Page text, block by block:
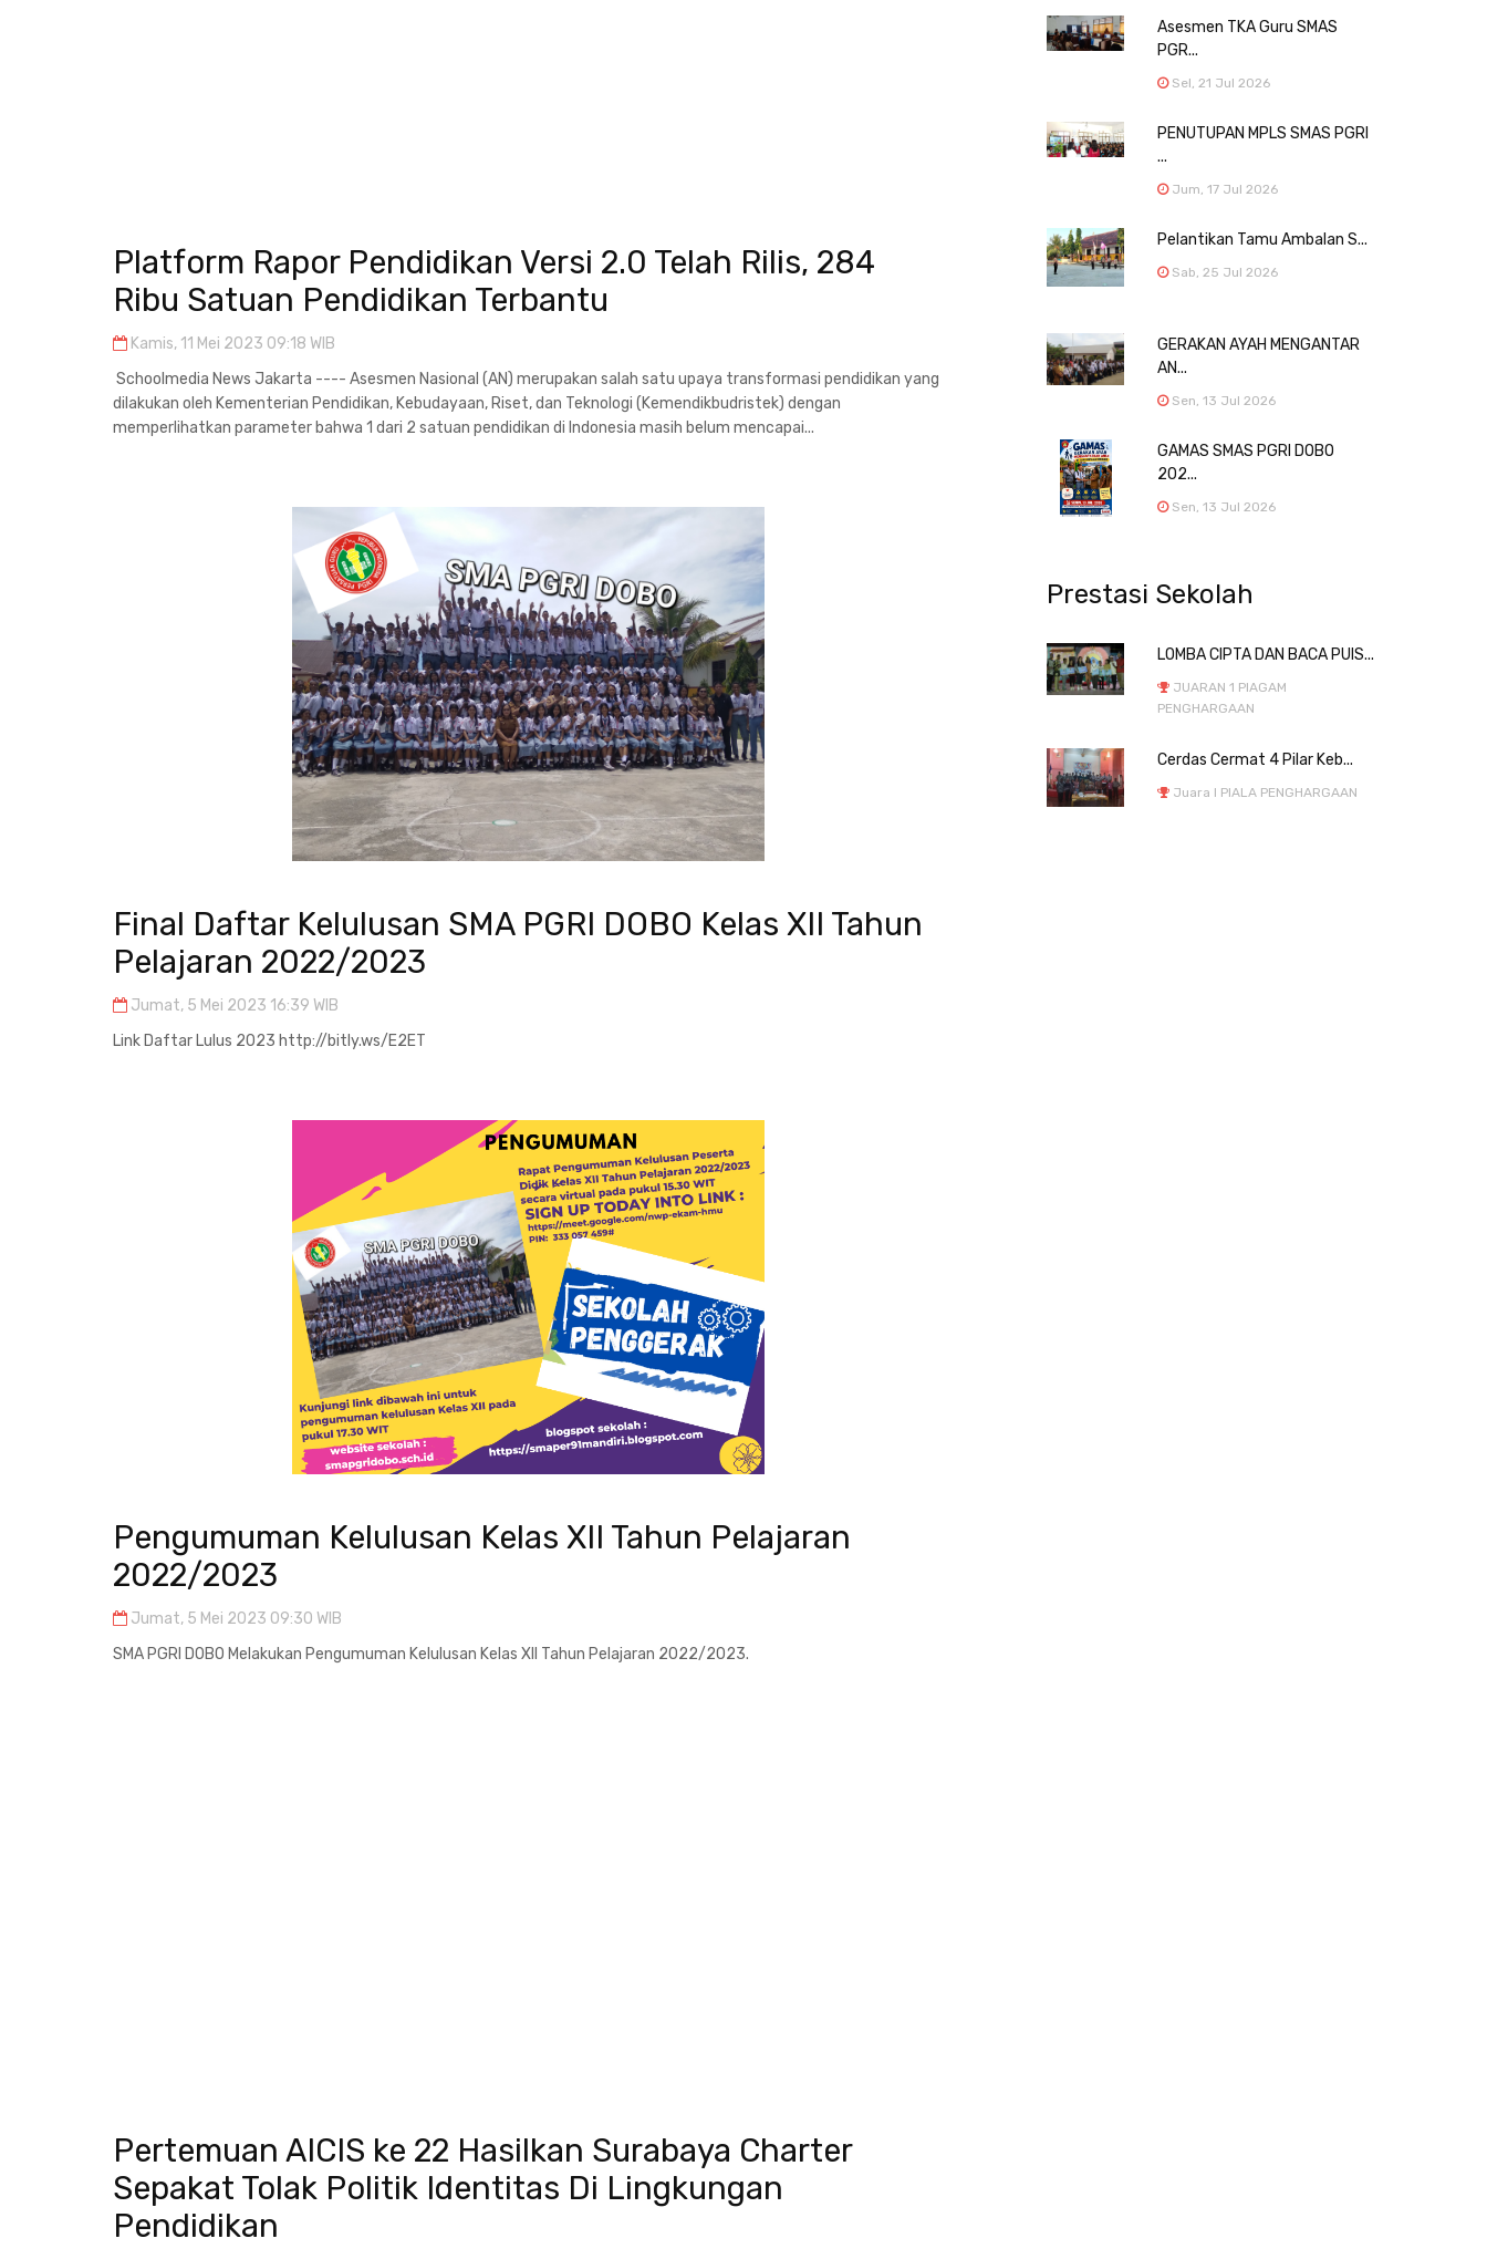
Platform Rapor Pendidikan Versi 2.0 Telah Rilis, 284
Ribu Satuan Pendidikan Terbantu
Kamis, 11 Mei 2023 09:18 WIB
Schoolmedia News Jakarta ---- Asesmen Nasional (AN) merupakan salah satu upaya transformasi pendidikan yang
dilakukan oleh Kementerian Pendidikan, Kebudayaan, Riset, dan Teknologi (Kemendikbudristek) dengan
memperlihatkan parameter bahwa 1 dari 2 satuan pendidikan di Indonesia masih belum mencapai...
Final Daftar Kelulusan SMA PGRI DOBO Kelas XII Tahun
Pelajaran 2022/2023
Jumat, 5 Mei 2023 16:39 WIB
Link Daftar Lulus 2023 http://bitly.ws/E2ET
Pengumuman Kelulusan Kelas XII Tahun Pelajaran
2022/2023
Jumat, 5 Mei 2023 09:30 WIB
SMA PGRI DOBO Melakukan Pengumuman Kelulusan Kelas XII Tahun Pelajaran 2022/2023.
Pertemuan AICIS ke 22 Hasilkan Surabaya Charter
Sepakat Tolak Politik Identitas Di Lingkungan
Pendidikan
Asesmen TKA Guru SMAS
PGR...
Sel, 21 Jul 2026
PENUTUPAN MPLS SMAS PGRI
...
Jum, 17 Jul 2026
Pelantikan Tamu Ambalan S...
Sab, 25 Jul 2026
GERAKAN AYAH MENGANTAR
AN...
Sen, 13 Jul 2026
GAMAS SMAS PGRI DOBO
202...
Sen, 13 Jul 2026
Prestasi Sekolah
LOMBA CIPTA DAN BACA PUIS...
JUARAN 1 PIAGAM
PENGHARGAAN
Cerdas Cermat 4 Pilar Keb...
Juara I PIALA PENGHARGAAN